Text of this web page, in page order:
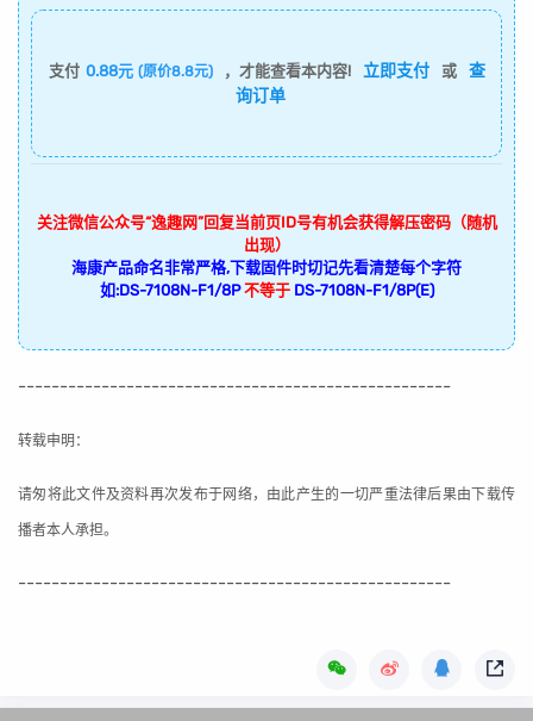
支付 0.88元 (原价8.8元) ，才能查看本内容! 立即支付 或
查
询订单
关注微信公众号“逸趣网”回复当前页ID号有机会获得解压密码（随机
出现）
海康产品命名非常严格,下载固件时切记先看清楚每个字符
如:DS-7108N-F1/8P 不等于 DS-7108N-F1/8P(E)
----------------------------------------------------
转载申明：
请匆将此文件及资料再次发布于网络，由此产生的一切严重法律后果由下载传
播者本人承担。
----------------------------------------------------